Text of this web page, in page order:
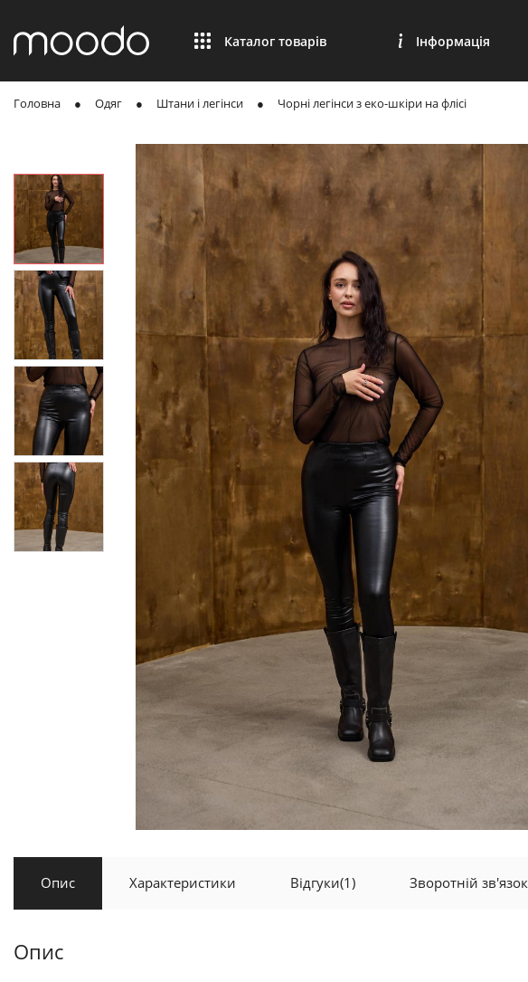
Каталог товарів Інформація
Головна Одяг Штани і легінси Чорні легінси з еко-шкіри на флісі
Опис Характеристики Відгуки(1) Зворотній зв'язок
Опис